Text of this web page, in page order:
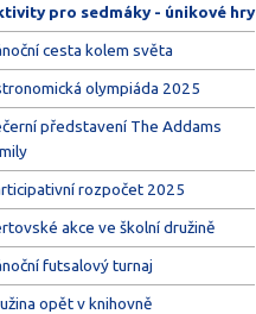
pro sedmáky - únikové hry
cesta kolem světa
olympiáda 2025
představení The Addams
rozpočet 2025
akce ve školní družině
futsalový turnaj
opět v knihovně